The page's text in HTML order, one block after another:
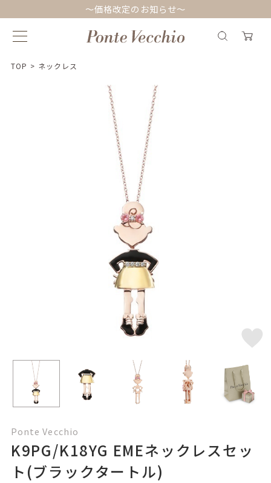
～価格改定のお知らせ～
TOP > ネックレス
Ponte Vecchio
K9PG/K18YG EMEネックレスセッ
ト(ブラックタートル)